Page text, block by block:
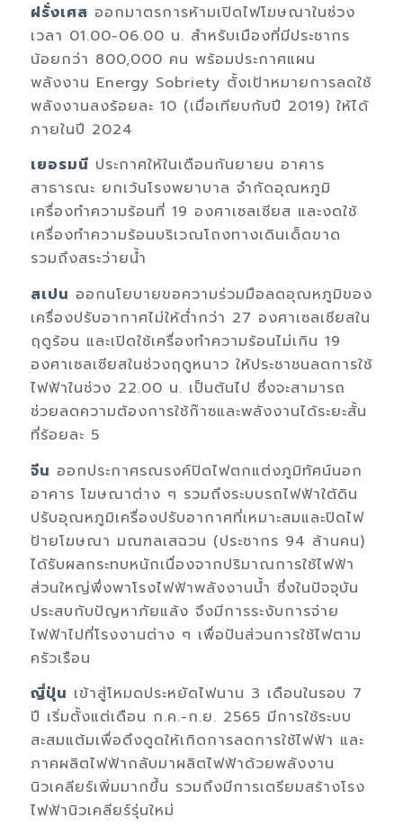
ฝรั่งเศส ออกมาตรการห้ามเปิดไฟโฆษณาในช่วง
เวลา 01.00-06.00 น. สำหรับเมืองที่มีประชากร
น้อยกว่า 800,000 คน พร้อมประกาศแผน
พลังงาน Energy Sobriety ตั้งเป้าหมายการลดใช้
พลังงานลงร้อยละ 10 (เมื่อเทียบกับปี 2019)ให้ได้
ภายในปี 2024
เยอรมนี ประกาศให้ในเดือนกันยายน อาคาร
สาธารณะ ยกเว้นโรงพยาบาล จำกัดอุณหภูมิ
เครื่องทำความร้อนที่ 19 องศาเซลเซียส และงดใช้
เครื่องทำความร้อนบริเวณโถงทางเดินเด็ดขาด
รวมถึงสระว่ายน้ำ
สเปน ออกนโยบายขอความร่วมมือลดอุณหภูมิของ
เครื่องปรับอากาศไม่ให้ต่ำกว่า 27 องศาเซลเซียสใน
ฤดูร้อน และเปิดใช้เครื่องทำความร้อนไม่เกิน 19
องศาเซลเซียสในช่วงฤดูหนาว ให้ประชาชนลดการใช้
ไฟฟ้าในช่วง 22.00 น. เป็นต้นไป ซึ่งจะสามารถ
ช่วยลดความต้องการใช้ก๊าซและพลังงานได้ระยะสั้น
ที่ร้อยละ 5
จีน ออกประกาศรณรงค์ปิดไฟตกแต่งภูมิทัศน์นอก
อาคาร โฆษณาต่าง ๆ รวมถึงระบบรถไฟฟ้าใต้ดิน
ปรับอุณหภูมิเครื่องปรับอากาศที่เหมาะสมและปิดไฟ
ป้ายโฆษณา มณฑลเสฉวน (ประชากร 94 ล้านคน)
ได้รับผลกระทบหนักเนื่องจากปริมาณการใช้ไฟฟ้า
ส่วนใหญ่พึ่งพาโรงไฟฟ้าพลังงานน้ำ ซึ่งในปัจจุบัน
ประสบกับปัญหาภัยแล้ง จึงมีการระงับการจ่าย
ไฟฟ้าไปที่โรงงานต่าง ๆ เพื่อปันส่วนการใช้ไฟตาม
ครัวเรือน
ญี่ปุ่น เข้าสู่โหมดประหยัดไฟนาน 3 เดือนในรอบ 7
ปี เริ่มตั้งแต่เดือน ก.ค.-ก.ย. 2565 มีการใช้ระบบ
สะสมแต้มเพื่อดึงดูดให้เกิดการลดการใช้ไฟฟ้า และ
ภาคผลิตไฟฟ้ากลับมาผลิตไฟฟ้าด้วยพลังงาน
นิวเคลียร์เพิ่มมากขึ้น รวมถึงมีการเตรียมสร้างโรง
ไฟฟ้านิวเคลียร์รุ่นใหม่